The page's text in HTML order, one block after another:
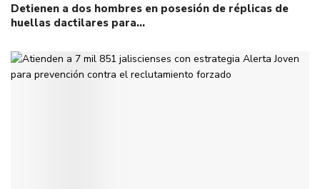
Detienen a dos hombres en posesión de réplicas de
huellas dactilares para…